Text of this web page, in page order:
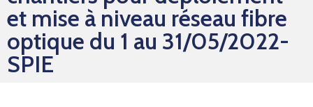
Démarches
Contact
et mise à niveau réseau fibre
optique du 1 au 31/05/2022-
SPIE